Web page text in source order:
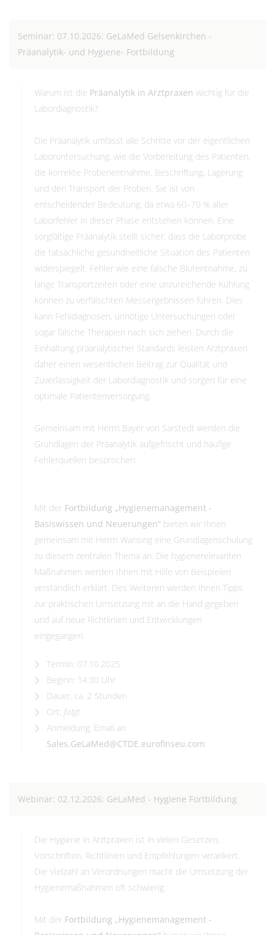
Seminar: 07.10.2026: GeLaMed Gelsenkirchen -
Präanalytik- und Hygiene- Fortbildung
Warum ist die Präanalytik in Arztpraxen wichtig für die
Labordiagnostik?
Die Präanalytik umfasst alle Schritte vor der eigentlichen
Laboruntersuchung, wie die Vorbereitung des Patienten,
die korrekte Probenentnahme, Beschriftung, Lagerung
und den Transport der Proben. Sie ist von
entscheidender Bedeutung, da etwa 60–70 % aller
Laborfehler in dieser Phase entstehen können. Eine
sorgfältige Präanalytik stellt sicher, dass die Laborprobe
die tatsächliche gesundheitliche Situation des Patienten
widerspiegelt. Fehler wie eine falsche Blutentnahme, zu
lange Transportzeiten oder eine unzureichende Kühlung
können zu verfälschten Messergebnissen führen. Dies
kann Fehldiagnosen, unnötige Untersuchungen oder
sogar falsche Therapien nach sich ziehen. Durch die
Einhaltung präanalytischer Standards leisten Arztpraxen
daher einen wesentlichen Beitrag zur Qualität und
Zuverlässigkeit der Labordiagnostik und sorgen für eine
optimale Patientenversorgung.
Gemeinsam mit Herrn Bayer von Sarstedt werden die
Grundlagen der Präanalytik aufgefrischt und häufige
Fehlerquellen besprochen.
Mit der Fortbildung „Hygienemanagement -
Basiswissen und Neuerungen“ bieten wir Ihnen
gemeinsam mit Herrn Wansing eine Grundlagenschulung
zu diesem zentralen Thema an. Die hygienerelevanten
Maßnahmen werden Ihnen mit Hilfe von Beispielen
verständlich erklärt. Des Weiteren werden Ihnen Tipps
zur praktischen Umsetzung mit an die Hand gegeben
und auf neue Richtlinien und Entwicklungen
eingegangen.
Termin: 07.10.2025
Beginn: 14:30 Uhr
Dauer: ca. 2 Stunden
Ort: folgt
Anmeldung: Email an
Sales.GeLaMed@CTDE.eurofinseu.com
Webinar: 02.12.2026: GeLaMed - Hygiene Fortbildung
Die Hygiene in Arztpraxen ist in vielen Gesetzen,
Vorschriften, Richtlinien und Empfehlungen verankert.
Die Vielzahl an Verordnungen macht die Umsetzung der
Hygienemaßnahmen oft schwierig.
Mit der Fortbildung „Hygienemanagement -